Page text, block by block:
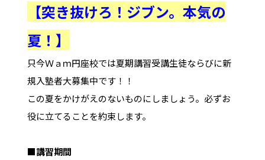
【突き抜けろ！ジブン。本気の
夏！】
只今Ｗａｍ円座校では夏期講習受講生徒ならびに新
規入塾者大募集中です！！
この夏をかけがえのないものにしましょう。必ずお
役に立てることを約束します。
■講習期間